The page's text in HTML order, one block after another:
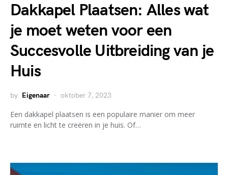
Dakkapel Plaatsen: Alles wat
je moet weten voor een
Succesvolle Uitbreiding van je
Huis
by Eigenaar oktober 7, 2023
Een dakkapel plaatsen is een populaire manier om meer
ruimte en licht te creëren in je huis. Of…